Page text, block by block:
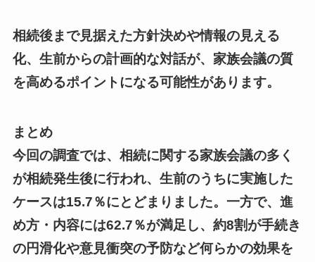
相続後まで見据えた方針決めや情報の見える
化、生前からの計画的な対話が、家族会議の質
を高めるポイントになる可能性があります。
まとめ
今回の調査では、相続に関する家族会議の多く
が相続発生後に行われ、生前のうちに実施した
ケースは15.7％にとどまりました。一方で、進
め方・内容には62.7％が満足し、約8割が手続き
の円滑化や意見衝突の予防など何らかの効果を